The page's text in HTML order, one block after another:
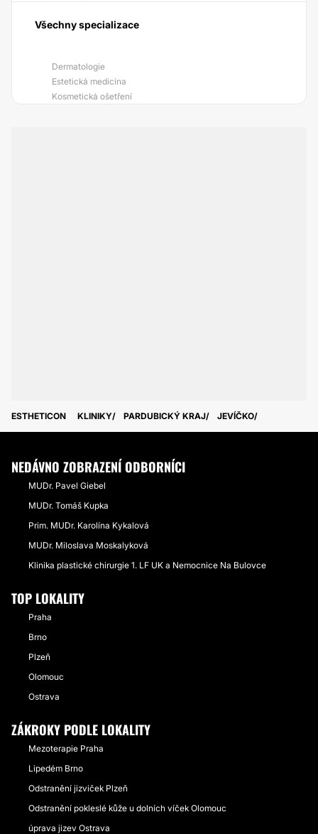
Všechny specializace
Dermatologie
Estetická medicína
Kosmetická ošetření
ESTHETICON KLINIKY PARDUBICKÝ KRAJ JEVÍČKO
NEDÁVNO ZOBRAZENÍ ODBORNÍCI
MUDr. Pavel Giebel
MUDr. Tomáš Kupka
Prim. MUDr. Karolína Kykalová
MUDr. Miloslava Moskalyková
Klinika plastické chirurgie 1. LF UK a Nemocnice Na Bulovce
TOP LOKALITY
Praha
Brno
Plzeň
Olomouc
Ostrava
ZÁKROKY PODLE LOKALITY
Mezoterapie Praha
Lipedém Brno
Odstranění jizviček Plzeň
Odstranění pokleslé kůže u dolních víček Olomouc
úprava jizev Ostrava